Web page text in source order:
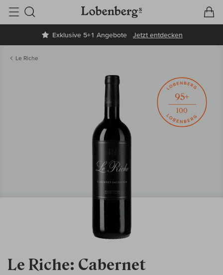
Exklusive 5+1 Angebote Jetzt entdecken
Suche
Le Riche
Le Riche: Cabernet
95+
100